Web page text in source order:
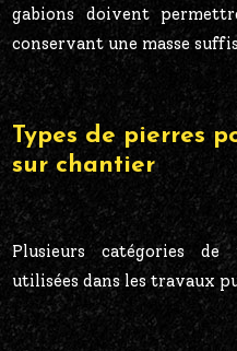
gabions doivent
conservant une masse
Types de pierres
sur chantier
Plusieurs catégories
utilisées dans les travaux